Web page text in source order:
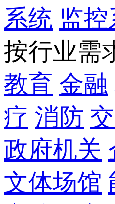
系统 监
按行业需
教育 金融
疗 消防
政府机关
文体场馆